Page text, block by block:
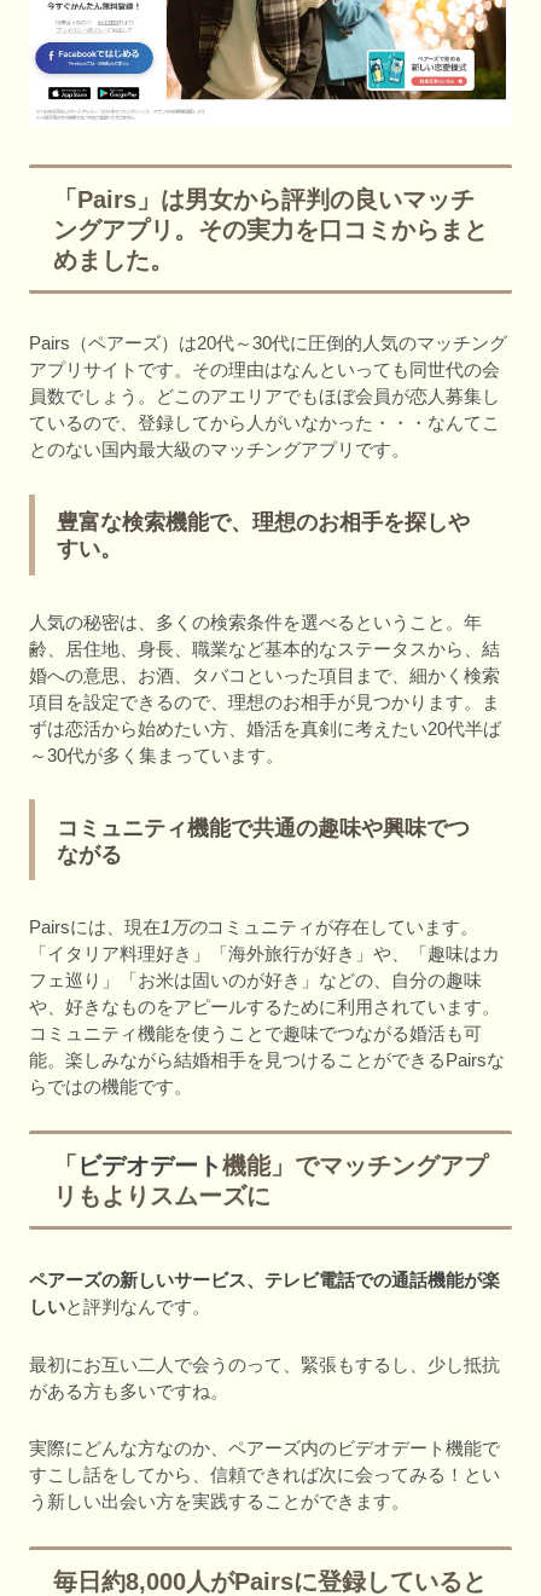
「Pairs」は男女から評判の良いマッチ
ングアプリ。その実力を口コミからまと
めました。
Pairs（ペアーズ）は20代～30代に圧倒的人気のマッチング
アプリサイトです。その理由はなんといっても同世代の会
員数でしょう。どこのアエリアでもほぼ会員が恋人募集し
ているので、登録してから人がいなかった・・・なんてこ
とのない国内最大級のマッチングアプリです。
豊富な検索機能で、理想のお相手を探しや
すい。
人気の秘密は、多くの検索条件を選べるということ。年
齢、居住地、身長、職業など基本的なステータスから、結
婚への意思、お酒、タバコといった項目まで、細かく検索
項目を設定できるので、理想のお相手が見つかります。ま
ずは恋活から始めたい方、婚活を真剣に考えたい20代半ば
～30代が多く集まっています。
コミュニティ機能で共通の趣味や興味でつ
ながる
Pairsには、現在1万のコミュニティが存在しています。
「イタリア料理好き」「海外旅行が好き」や、「趣味はカ
フェ巡り」「お米は固いのが好き」などの、自分の趣味
や、好きなものをアピールするために利用されています。
コミュニティ機能を使うことで趣味でつながる婚活も可
能。楽しみながら結婚相手を見つけることができるPairsな
らではの機能です。
「 ビデオデート機能」でマッチングアプ
リもよりスムーズに
ペアーズの新しいサービス、テレビ電話での通話機能が楽
しいと評判なんです。
最初にお互い二人で会うのって、緊張もするし、少し抵抗
がある方も多いですね。
実際にどんな方なのか、ペアーズ内のビデオデート機能で
すこし話をしてから、信頼できれば次に会ってみる！とい
う新しい出会い方を実践することができます。
毎日約8,000人がPairsに登録していると